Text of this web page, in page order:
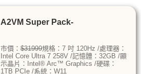
A2VM Super Pack-
市價： $31999規格：7 吋 120Hz /處理器：
Intel Core Ultra 7 258V /記憶體：32GB /顯
示晶片：Intel® Arc™ Graphics /硬碟：
1TB PCIe /系統：W11